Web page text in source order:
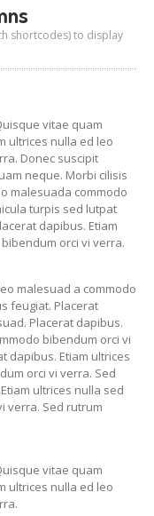
shortcodes) to display
vitae quam
ultrices nulla ed leo
Donec suscipit
neque. Morbi cilisis
malesuada commodo
turpis sed lutpat
dapibus. Etiam
orci vi verra.
malesuad a commodo
feugiat. Placerat
Placerat dapibus.
bibendum orci vi
dapibus. Etiam ultrices
orci vi verra. Sed
ultrices nulla sed
verra. Sed rutrum
vitae quam
ultrices nulla ed leo